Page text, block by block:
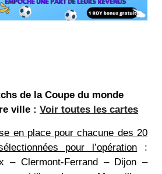
de la Coupe du monde
ville : Voir toutes les cartes
en place pour chacune des 20
pour l’opération :
– Clermont-Ferrand – Dijon –